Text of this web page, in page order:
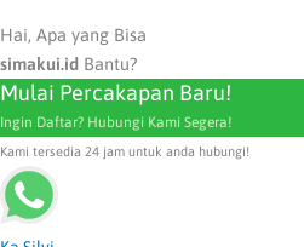
Hai, Apa yang Bisa
simakui.id Bantu?
Mulai Percakapan Baru!
Ingin Daftar? Hubungi Kami Segera!
Kami tersedia 24 jam untuk anda hubungi!